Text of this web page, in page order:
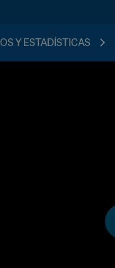
Y ESTADÍSTICAS